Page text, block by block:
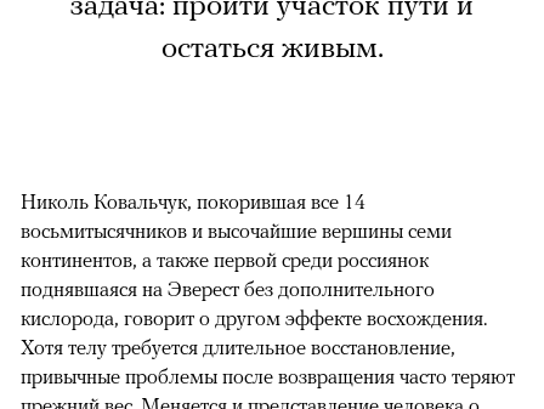
остаться живым.
Николь Ковальчук, покорившая все 14
восьмитысячников и высочайшие вершины семи
континентов, а также первой среди россиянок
поднявшаяся на Эверест без дополнительного
кислорода, говорит о другом эффекте восхождения.
Хотя телу требуется длительное восстановление,
привычные проблемы после возвращения часто теряют